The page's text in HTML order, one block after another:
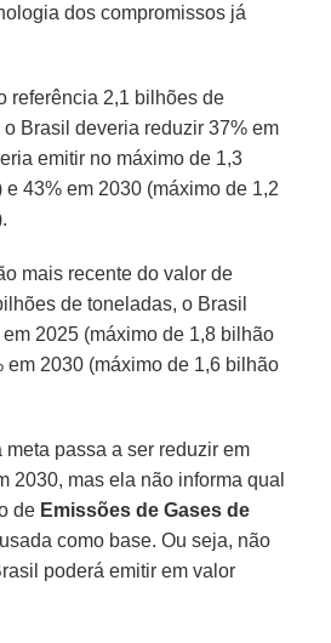
dos compromissos já
referência 2,1 bilhões de
Brasil deveria reduzir 37% em
emitir no máximo de 1,3
43% em 2030 (máximo de 1,2
mais recente do valor de
de toneladas, o Brasil
2025 (máximo de 1,8 bilhão
em 2030 (máximo de 1,6 bilhão
meta passa a ser reduzir em
2030, mas ela não informa qual
de Emissões de Gases de
como base. Ou seja, não
poderá emitir em valor